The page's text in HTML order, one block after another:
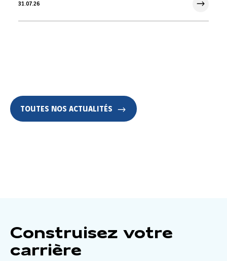
31.07.26
TOUTES NOS ACTUALITÉS
Construisez votre
carrière